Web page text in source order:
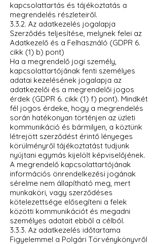
kapcsolattartás és tájékoztatás a
megrendelés részleteiről.
3.3.2. Az adatkezelés jogalapja
Szerződés teljesítése, melynek felei az
Adatkezelő és a Felhasználó (GDPR 6.
cikk (1) b) pont)
Ha a megrendelő jogi személy,
kapcsolattartójának fenti személyes
adatai kezelésének jogalapja az
adatkezelői és a megrendelői jogos
érdek (GDPR 6. cikk (1) f) pont). Mindkét
fél jogos érdeke, hogy a megrendelés
során hatékonyan történjen az üzleti
kommunikáció és bármilyen, a köztünk
létrejött szerződést érintő lényeges
körülményről tájékoztatást tudjunk
nyújtani egymás kijelölt képviselőjének.
A megrendelő kapcsolattartójának
információs önrendelkezési jogának
sérelme nem állapítható meg, mert
munkaköri, vagy szerződéses
kötelezettsége elősegíteni a felek
közötti kommunikációt és megadni
személyes adatait ebből a célból.
3.3.3. Az adatkezelés időtartama
Figyelemmel a Polgári Törvénykönyvről